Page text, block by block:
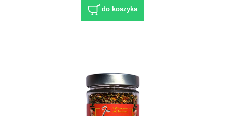
do koszyka